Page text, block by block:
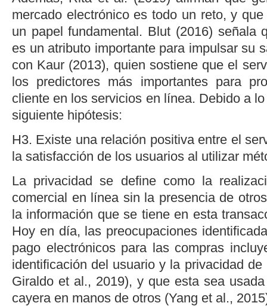
mercado electrónico es todo un reto, y
un papel fundamental. Blut (2016) señala
es un atributo importante para impulsar su
con Kaur (2013), quien sostiene que el
los predictores más importantes para
cliente en los servicios en línea. Debido a
siguiente hipótesis:
H3. Existe una relación positiva entre el
la satisfacción de los usuarios al utilizar
La privacidad se define como la
comercial en línea sin la presencia de
la información que se tiene en esta
Hoy en día, las preocupaciones
pago electrónicos para las compras
identificación del usuario y la privacidad
Giraldo et al., 2019), y que esta sea
cayera en manos de otros (Yang et al., 2015